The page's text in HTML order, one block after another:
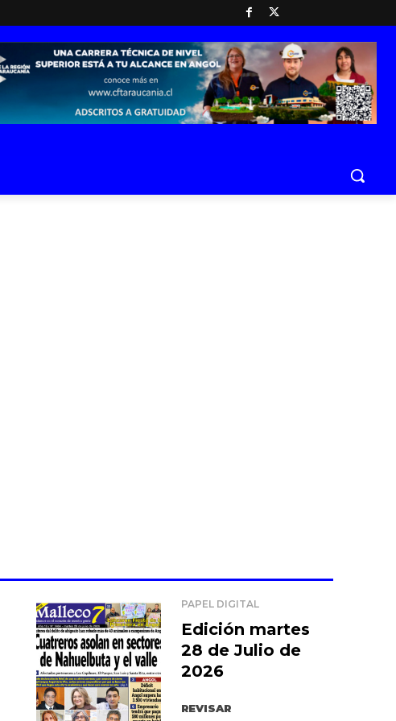
PAPEL DIGITAL
Edición martes
28 de Julio de
2026
REVISAR